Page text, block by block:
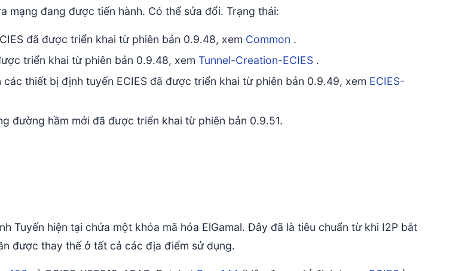
mạng đang được tiến hành. Có thể sửa đổi. Trạng thái:
đã được triển khai từ phiên bản 0.9.48, xem Common .
triển khai từ phiên bản 0.9.48, xem Tunnel-Creation-ECIES .
các thiết bị định tuyến ECIES đã được triển khai từ phiên bản 0.9.49, xem ECIES-
đường hầm mới đã được triển khai từ phiên bản 0.9.51.
Tuyến hiện tại chứa một khóa mã hóa ElGamal. Đây đã là tiêu chuẩn từ khi I2P bắt
được thay thế ở tất cả các địa điểm sử dụng.